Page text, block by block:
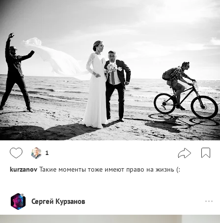
1
kurzanov Такие моменты тоже имеют право на жизнь (:
Сергей Курзанов